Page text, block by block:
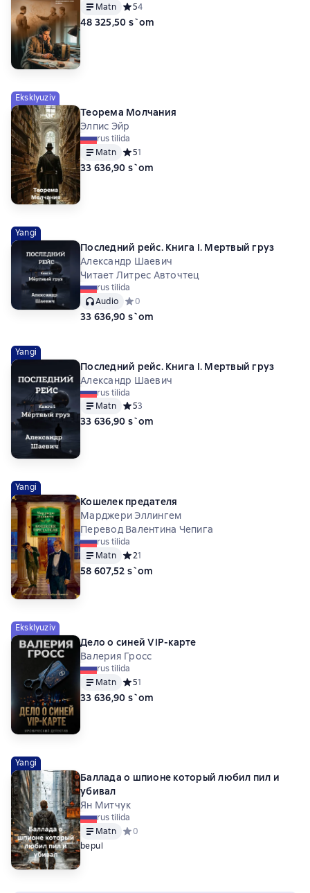
Matn
Средний рейтинг 5 на основе 4 оценок
54
48 325,50 s`om
Eksklyuziv
Теорема Молчания
Элпис Эйр
rus tilida
Matn
Средний рейтинг 5 на основе 1 оценок
51
33 636,90 s`om
Yangi
Последний рейс. Книга I. Мертвый груз
Александр Шаевич
Читает Литрес Авточтец
rus tilida
Audio
Средний рейтинг 0 на основе 0 оценок
0
33 636,90 s`om
Yangi
Последний рейс. Книга I. Мертвый груз
Александр Шаевич
rus tilida
Matn
Средний рейтинг 5 на основе 3 оценок
53
33 636,90 s`om
Yangi
Кошелек предателя
Марджери Эллингем
Перевод Валентина Чепига
rus tilida
Matn
Средний рейтинг 2 на основе 1 оценок
21
58 607,52 s`om
Eksklyuziv
Дело о синей VIP-карте
Валерия Гросс
rus tilida
Matn
Средний рейтинг 5 на основе 1 оценок
51
33 636,90 s`om
Yangi
Баллада о шпионе который любил пил и
убивал
Ян Митчук
rus tilida
Matn
Средний рейтинг 0 на основе 0 оценок
0
bepul